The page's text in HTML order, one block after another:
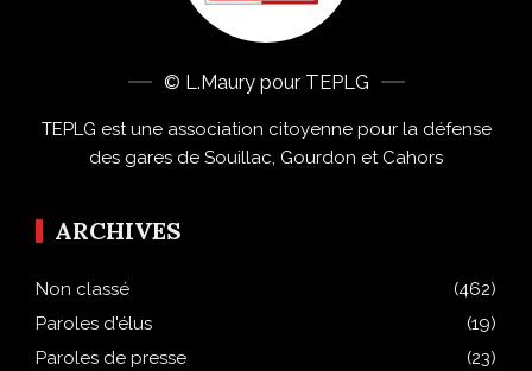
© L.Maury pour TEPLG
TEPLG est une association citoyenne pour la défense
des gares de Souillac, Gourdon et Cahors
ARCHIVES
Non classé
(462)
Paroles d'élus
(19)
Paroles de presse
(23)